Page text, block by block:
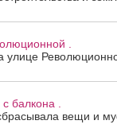
.
улице
балкона .
вещи и